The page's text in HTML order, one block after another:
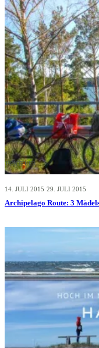
ABENTEUER
14. JULI 2015 29. JULI 2015
Archipelago Route: 3